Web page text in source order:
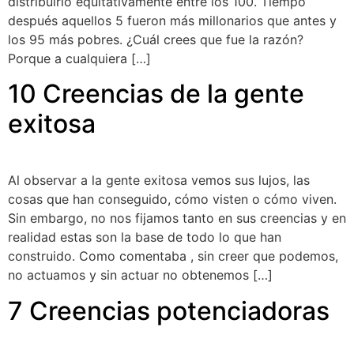
después aquellos 5 fueron más millonarios que antes y
los 95 más pobres. ¿Cuál crees que fue la razón?
Porque a cualquiera […]
10 Creencias de la gente
exitosa
Al observar a la gente exitosa vemos sus lujos, las
cosas que han conseguido, cómo visten o cómo viven.
Sin embargo, no nos fijamos tanto en sus creencias y en
realidad estas son la base de todo lo que han
construido. Como comentaba , sin creer que podemos,
no actuamos y sin actuar no obtenemos […]
7 Creencias potenciadoras